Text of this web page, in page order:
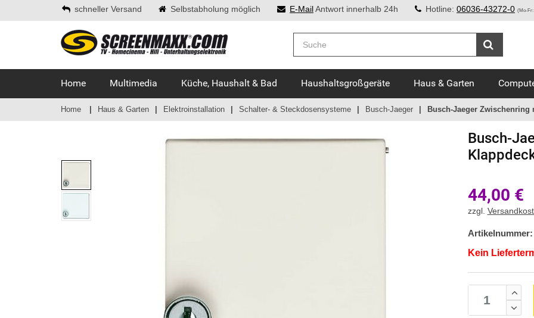
schneller Versand Selbstabholung möglich E-MailAntwort innerhalb 24h Hotline: 06036-43272-0 (Mo-Fr:
Home Multimedia Küche, Haushalt & Bad Haushaltsgroßgeräte Haus & Garten
Home Haus & Garten Elektroinstallation Schalter- & Steckdosensysteme Busch-Jaeger Busch-Jaeger Zwischenring
Busch-
44,00 €
zzgl.
Artikelnummer:
Kein